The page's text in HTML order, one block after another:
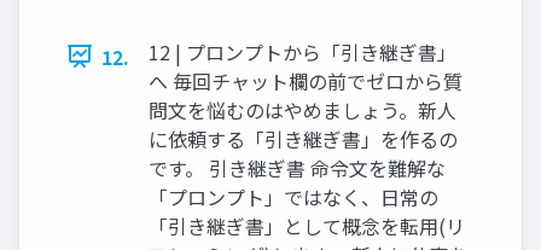
12.
12 | プロンプトから「引き継ぎ書」
へ 毎回チャット欄の前でゼロから質
問文を悩むのはやめましょう。新人
に依頼する「引き継ぎ書」を作るの
です。 引き継ぎ書 命令文を難解な
「プロンプト」ではなく、日常の
「引き継ぎ書」として概念を転用(リ